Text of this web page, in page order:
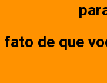
fato de que